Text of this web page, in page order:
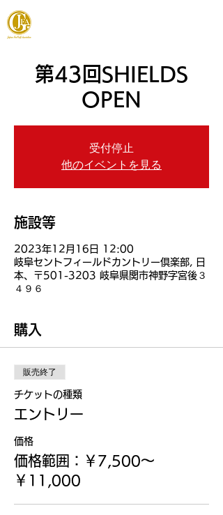
第43回SHIELDS
OPEN
受付停止
他のイベントを見る
施設等
2023年12月16日 12:00
岐阜セントフィールドカントリー倶楽部, 日
本、〒501-3203 岐阜県関市神野字宮後３
４９６
購入
販売終了
チケットの種類
エントリー
価格
価格範囲：￥7,500〜
￥11,000